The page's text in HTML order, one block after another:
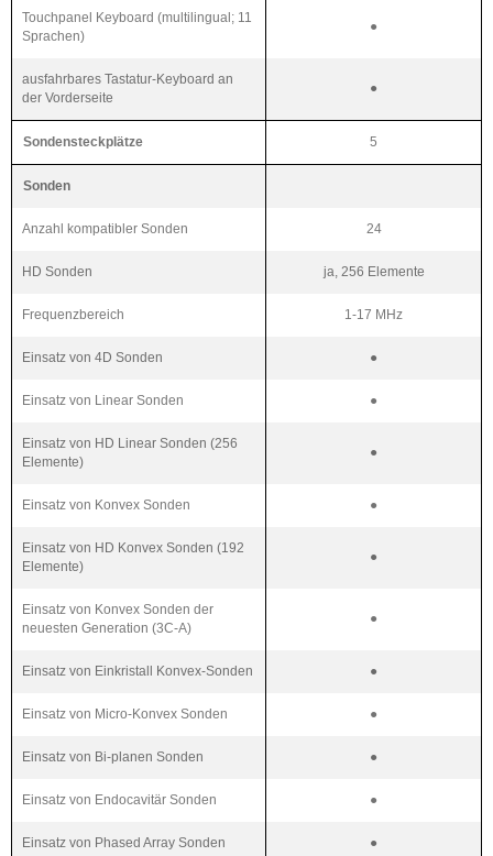
Touchpanel Keyboard (multilingual; 11
Sprachen)
●
ausfahrbares Tastatur-Keyboard an
der Vorderseite
●
Sondensteckplätze 5
Sonden
Anzahl kompatibler Sonden 24
HD Sonden ja, 256 Elemente
Frequenzbereich 1-17 MHz
Einsatz von 4D Sonden ●
Einsatz von Linear Sonden ●
Einsatz von HD Linear Sonden (256
Elemente)
●
Einsatz von Konvex Sonden ●
Einsatz von HD Konvex Sonden (192
Elemente)
●
Einsatz von Konvex Sonden der
neuesten Generation (3C-A)
●
Einsatz von Einkristall Konvex-Sonden ●
Einsatz von Micro-Konvex Sonden ●
Einsatz von Bi-planen Sonden ●
Einsatz von Endocavitär Sonden ●
Einsatz von Phased Array Sonden ●